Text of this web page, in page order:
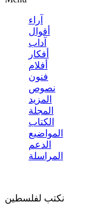
آراء
أقوال
آداب
أفكار
أفلام
فنون
نصوص
المزيد
المجلة
الكتاب
المواضيع
الدعم
المراسلة
نكتب لفلسطين